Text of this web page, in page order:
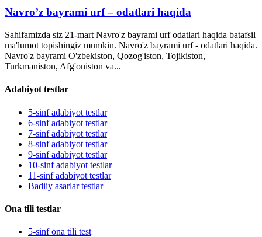
Navro’z bayrami urf – odatlari haqida
Sahifamizda siz 21-mart Navro'z bayrami urf odatlari haqida batafsil
ma'lumot topishingiz mumkin. Navro'z bayrami urf - odatlari haqida.
Navro'z bayrami O'zbekiston, Qozog'iston, Tojikiston,
Turkmaniston, Afg'oniston va...
Adabiyot testlar
5-sinf adabiyot testlar
6-sinf adabiyot testlar
7-sinf adabiyot testlar
8-sinf adabiyot testlar
9-sinf adabiyot testlar
10-sinf adabiyot testlar
11-sinf adabiyot testlar
Badiiy asarlar testlar
Ona tili testlar
5-sinf ona tili test